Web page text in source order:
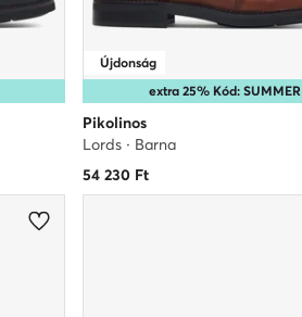
extra 25% Kód: SUMMER
Újdonság
Pikolinos
Lords · Barna
54 230Ft